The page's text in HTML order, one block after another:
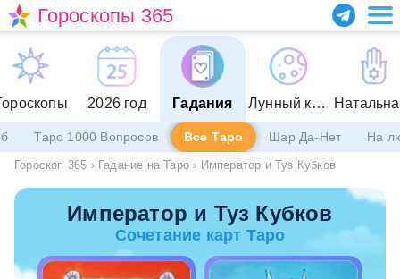
Гороскопы 365
2026 год Гадания Лунный календарь
Таро 1000 Вопросов Все Таро Шар Да-Нет На
Гороскоп 365 › Гадание на Таро › Император и Туз Кубков
Император и Туз Кубков
Сочетание карт Таро